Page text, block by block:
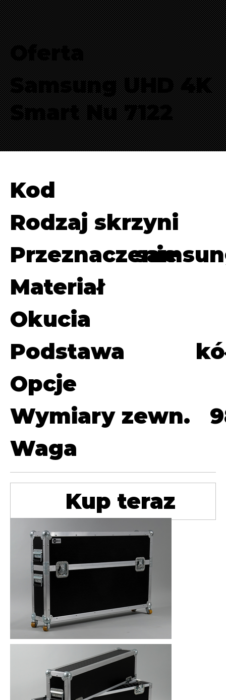
Oferta
Samsung UHD 4K
Smart Nu 7122
Kod
Rodzaj skrzyni
Przeznaczenie
Materiał
Okucia
Opcje
Podstawa
Waga
Wymiary zewn.
Kup teraz